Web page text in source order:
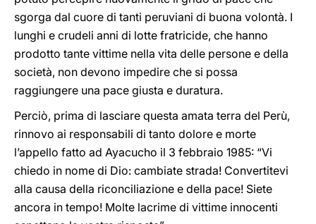
sgorga dal cuore di tanti peruviani di buona volontà. I
lunghi e crudeli anni di lotte fratricide, che hanno
prodotto tante vittime nella vita delle persone e della
società, non devono impedire che si possa
raggiungere una pace giusta e duratura.
Perciò, prima di lasciare questa amata terra del Perù,
rinnovo ai responsabili di tanto dolore e morte
l’appello fatto ad Ayacucho il 3 febbraio 1985: “Vi
chiedo in nome di Dio: cambiate strada! Convertitevi
alla causa della riconciliazione e della pace! Siete
ancora in tempo! Molte lacrime di vittime innocenti